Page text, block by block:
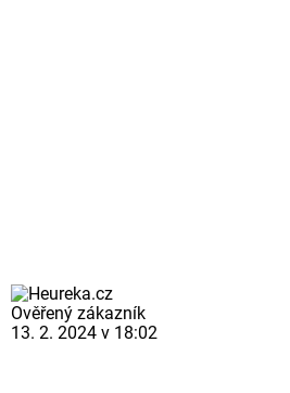
Ověřený zákazník
13. 2. 2024 v 18:02